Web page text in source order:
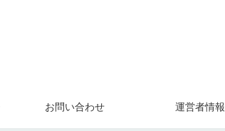
お問い合わせ 運営者情報